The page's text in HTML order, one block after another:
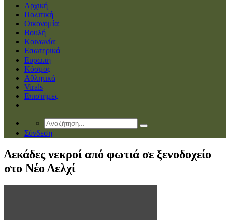
Αρχική
Πολιτική
Οικονομία
Βουλή
Κοινωνία
Εσωτερικά
Ευρώπη
Κόσμος
Αθλητικά
Virals
Επιστήμες
Σύνδεση
Δεκάδες νεκροί από φωτιά σε ξενοδοχείο
στο Νέο Δελχί